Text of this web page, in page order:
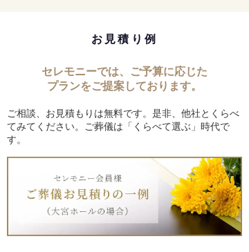
北浦和ホール
2026/01 施行
で、暗く悲しい雰囲気がな
く、ゆったりと故人を送る事
ができました。
お見積り例
セレモニーでは、ご予算に応じた
プランをご提案しております。
ご相談、お見積もりは無料です。是非、他社とくらべ
てみてください。ご葬儀は「くらべて選ぶ」時代で
す。